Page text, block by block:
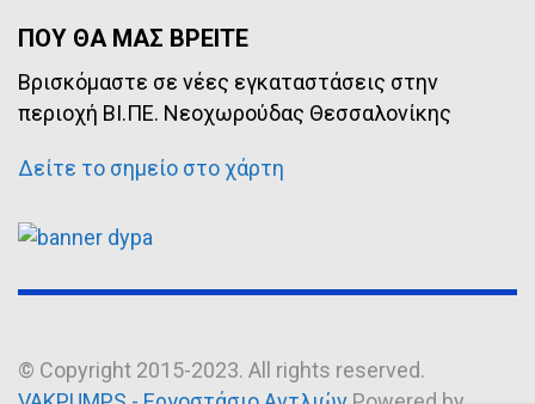
ΠΟΥ ΘΑ ΜΑΣ ΒΡΕΙΤΕ
Βρισκόμαστε σε νέες εγκαταστάσεις στην
περιοχή ΒΙ.ΠΕ. Νεοχωρούδας Θεσσαλονίκης
Δείτε το σημείο στο χάρτη
© Copyright 2015-2023. All rights reserved.